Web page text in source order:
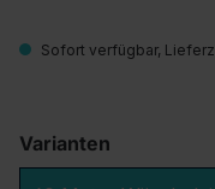
Sofort verfügbar,
Varianten